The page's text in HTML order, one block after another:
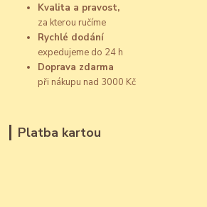
Kvalita a pravost,
za kterou ručíme
Rychlé dodání
expedujeme do 24 h
Doprava zdarma
při nákupu nad 3000 Kč
Platba kartou